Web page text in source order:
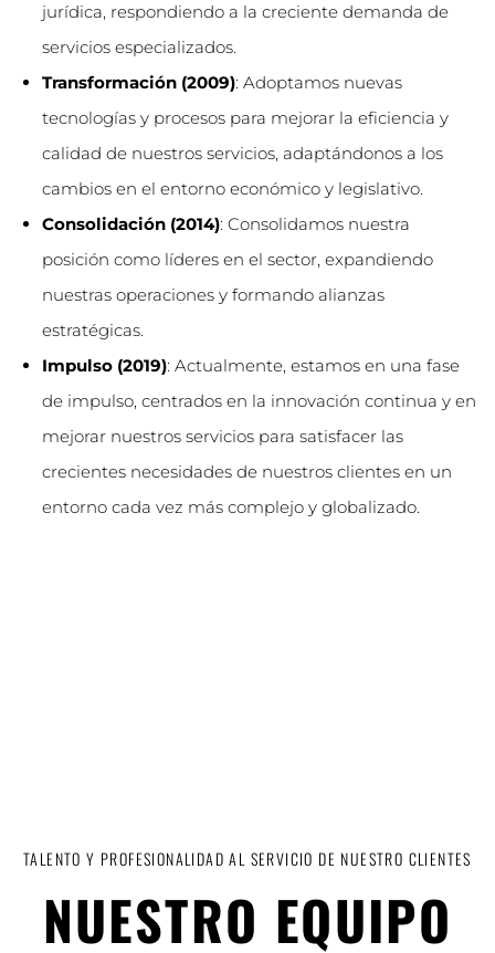
jurídica, respondiendo a la creciente demanda de
servicios especializados.
Transformación (2009): Adoptamos nuevas
tecnologías y procesos para mejorar la eficiencia y
calidad de nuestros servicios, adaptándonos a los
cambios en el entorno económico y legislativo.
Consolidación (2014): Consolidamos nuestra
posición como líderes en el sector, expandiendo
nuestras operaciones y formando alianzas
estratégicas.
Impulso (2019): Actualmente, estamos en una fase
de impulso, centrados en la innovación continua y en
mejorar nuestros servicios para satisfacer las
crecientes necesidades de nuestros clientes en un
entorno cada vez más complejo y globalizado.
TALENTO Y PROFESIONALIDAD AL SERVICIO DE NUESTRO CLIENTES
NUESTRO EQUIPO